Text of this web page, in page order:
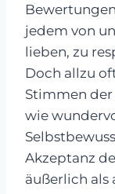
jedem von
lieben, zu
Doch allzu
Stimmen der
wie
Akzeptanz
äußerlich als